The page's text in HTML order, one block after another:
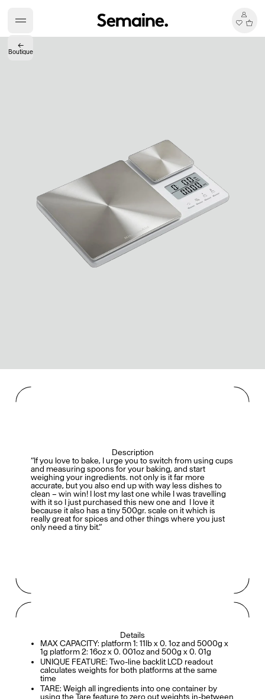
←
Boutique
Description
“If you love to bake, I urge you to switch from using cups
and measuring spoons for your baking, and start
weighing your ingredients. not only is it far more
accurate, but you also end up with way less dishes to
clean – win win! I lost my last one while I was travelling
with it so I just purchased this new one and I love it
because it also has a tiny 500gr. scale on it which is
really great for spices and other things where you just
only need a tiny bit.”
Details
MAX CAPACITY: platform 1: 11lb x 0. 1oz and 5000g x
1g platform 2: 16oz x 0. 001oz and 500g x 0. 01g
UNIQUE FEATURE: Two-line backlit LCD readout
calculates weights for both platforms at the same
time
TARE: Weigh all ingredients into one container by
using the Tare feature to zero out weights in-between